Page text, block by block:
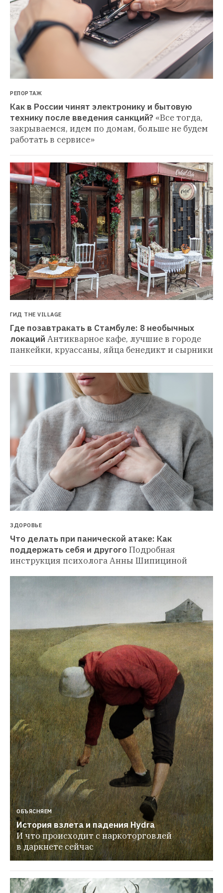
РЕПОРТАЖ
Как в России чинят электронику и бытовую
технику после введения санкций? «Все тогда,
закрываемся, идем по домам, больше не будем
работать в сервисе»
ГИД THE VILLAGE
Где позавтракать в Стамбуле: 8 необычных
локаций Антикварное кафе, лучшие в городе
панкейки, круассаны, яйца бенедикт и сырники
ЗДОРОВЬЕ
Что делать при панической атаке: Как
поддержать себя и другогоПодробная
инструкция психолога Анны Шипициной
ОБЪЯСНЯЕМ
История взлета и падения Hydra
И что происходит с наркоторговлей
в даркнете сейчас